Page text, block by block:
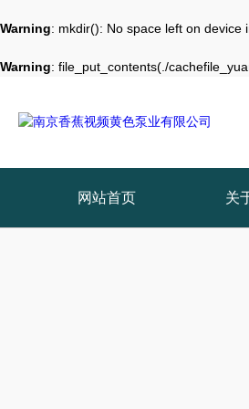
Warning: mkdir(): No space left on device
Warning: file_put_contents(./
网站首页 关